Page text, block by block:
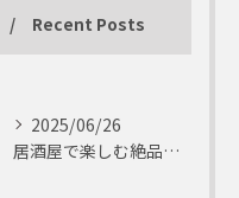
Recent Posts
2025/06/26
居酒屋で楽しむ絶品テリーヌの世界